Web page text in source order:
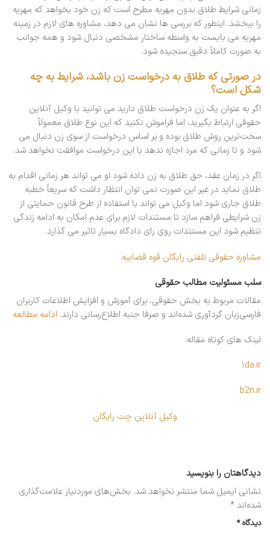
زمانی شرایط طلاق بدون مهریه مطرح است که زن خود بخواهد که مهریه
را ببخشد. اینطور که بررسی ها نشان می دهد، مشاوره های لازم در زمینه
مهریه می بایست به واسطه ساختار مشخصی دنبال شود و همه جوانب
به صورت کاملاً دقیق سنجیده شود.
در صورتی که طلاق به درخواست زن باشد، شرایط به چه
شکل است؟
اگر به عنوان یک زن درخواست طلاق دارید می توانید با وکیل آنلاین
حقوقی ارتباط بگیرید، اما فراموش نکنید که این نوع طلاق معمولاً
سخت‌ترین روش طلاق بوده و بر اساس درخواست از سوی زن دنبال می
شود و تا زمانی که مرد اجازه ندهد با این درخواست موافقت نخواهد شد.
اگر در زمان عقد، حق طلاق به زن داده شود او می تواند هر زمانی اقدام به
طلاق نماید در غیر این صورت نمی توان انتظار داشت که سریعاً خطبه
طلاق جاری شود اما وکیل می تواند با استفاده از طرح قانون حمایتی از
زن شرایطی فراهم سازد تا مستندات لازم برای عدم امکان به ادامه زندگی
تنظیم شود این مستندات روی رای دادگاه بسیار تاثیر می گذارد.
مشاوره حقوقی تلفنی رایگان قوه قضاییه
سلب مسئولیت مطالب حقوقی
مقالات مربوط به بخش حقوقی، برای آموزش و افزایش اطلاعات کاربران
فارسی‌زبان گردآوری شده‌اند و صرفا جنبه اطلاع‌رسانی دارند. ادامه مطالعه
لینک های کوتاه مقاله:
۱da.ir
b2n.ir
وکیل آنلاین چت رایگان
دیدگاهتان را بنویسید
نشانی ایمیل شما منتشر نخواهد شد. بخش‌های موردنیاز علامت‌گذاری
شده‌اند*
دیدگاه*